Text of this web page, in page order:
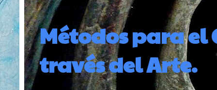
Métodos para el
través del Arte.